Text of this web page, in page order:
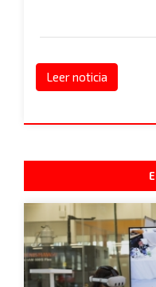
Leer noticia